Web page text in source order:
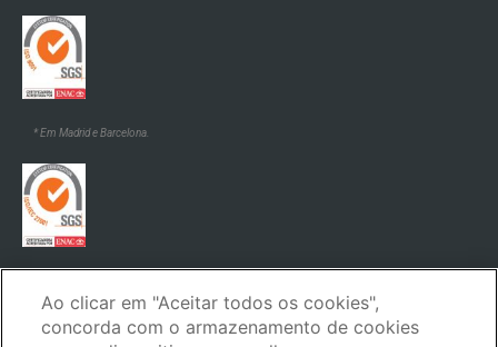
* Em Madrid e Barcelona.
Ao clicar em "Aceitar todos os cookies",
concorda com o armazenamento de cookies